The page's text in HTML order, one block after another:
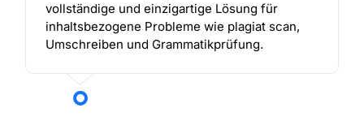
vollständige und einzigartige Lösung für
inhaltsbezogene Probleme wie plagiat scan,
Umschreiben und Grammatikprüfung.